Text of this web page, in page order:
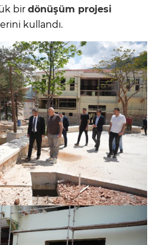
bir dönüşüm projesi
kullandı.